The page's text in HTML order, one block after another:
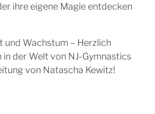
ihre eigene Magie entdecken
und Wachstum – Herzlich
in der Welt von NJ-Gymnastics
von Natascha Kewitz!